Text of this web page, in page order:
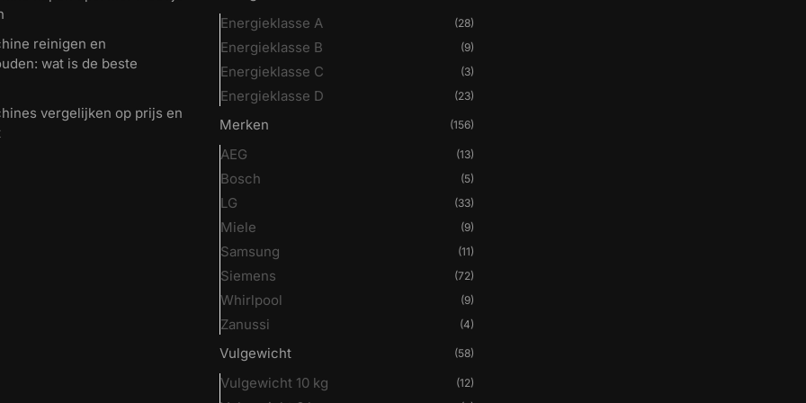
reinigen en
wat is de beste
vergelijken op prijs en
Energieklasse A (28)
Energieklasse B (9)
Energieklasse C (3)
Energieklasse D (23)
Merken (156)
AEG (13)
Bosch (5)
LG (33)
Miele (9)
Samsung (11)
Siemens (72)
Whirlpool (9)
Zanussi (4)
Vulgewicht (58)
Vulgewicht 10 kg (12)